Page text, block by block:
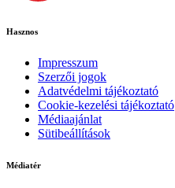
Hasznos
Impresszum
Szerzői jogok
Adatvédelmi tájékoztató
Cookie-kezelési tájékoztató
Médiaajánlat
Sütibeállítások
Médiatér